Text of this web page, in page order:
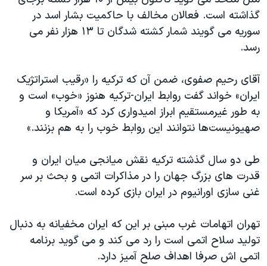
گذاشته است‫.‬ فعالان مخالف با حاکمیت بشار اسد در
سوریه می گویند شمار کشته شدگان تا ۱۳ هزار نفر می
رسد‫.‬
آقای رحیم صفوی، ضمن آن که ترکیه را «رقیب استراتژیک
ایران» خواند گفت روابط ایران‫-‬ترکیه هنوز «خوب» است و
به طور غیرمستقیم ابراز امیدواری کرد که «آمریکا و
صهیونیست‌ها نتوانند این روابط خوب را به هم بزنند‫.‬»
طی دو سال گذشته ترکیه نقش میانجی میان ایران و
قدرت های بزرگ جهان را در مذاکرات اتمی و بحث بر سر
غنی سازی اورانیوم در ایران بازی کرده است. ‬
تهران اتهامات غرب مبنی بر این که ایران مخفیانه به دنبال
تولید سلاح اتمی است را رد می کند و می گوید برنامه
اتمی اش صرفا اهداف صلح آمیز دارد. ‬